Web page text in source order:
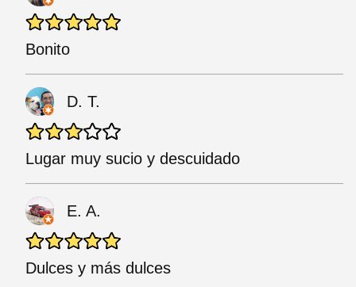
Bonito
D. T.
Lugar muy sucio y descuidado
E. A.
Dulces y más dulces